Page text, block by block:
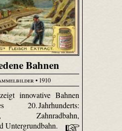
Bahnen
• 1910
innovative Bahnen
Jahrhunderts:
Zahnradbahn,
Untergrundbahn.